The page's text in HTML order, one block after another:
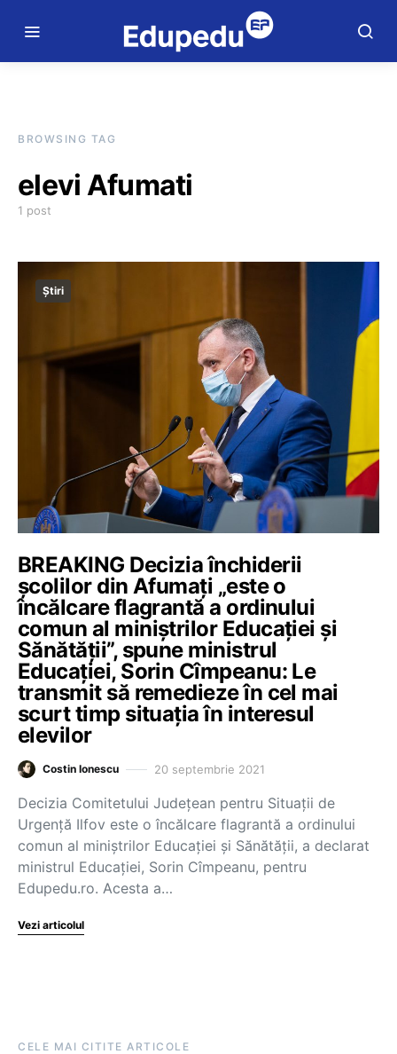
BROWSING TAG
elevi Afumati
1 post
Știri
BREAKING Decizia închiderii
școlilor din Afumați „este o
încălcare flagrantă a ordinului
comun al miniștrilor Educației și
Sănătății”, spune ministrul
Educației, Sorin Cîmpeanu: Le
transmit să remedieze în cel mai
scurt timp situația în interesul
elevilor
Costin Ionescu 20 septembrie 2021
Decizia Comitetului Județean pentru Situații de
Urgență Ilfov este o încălcare flagrantă a ordinului
comun al miniștrilor Educației și Sănătății, a declarat
ministrul Educației, Sorin Cîmpeanu, pentru
Edupedu.ro. Acesta a…
Vezi articolul
CELE MAI CITITE ARTICOLE